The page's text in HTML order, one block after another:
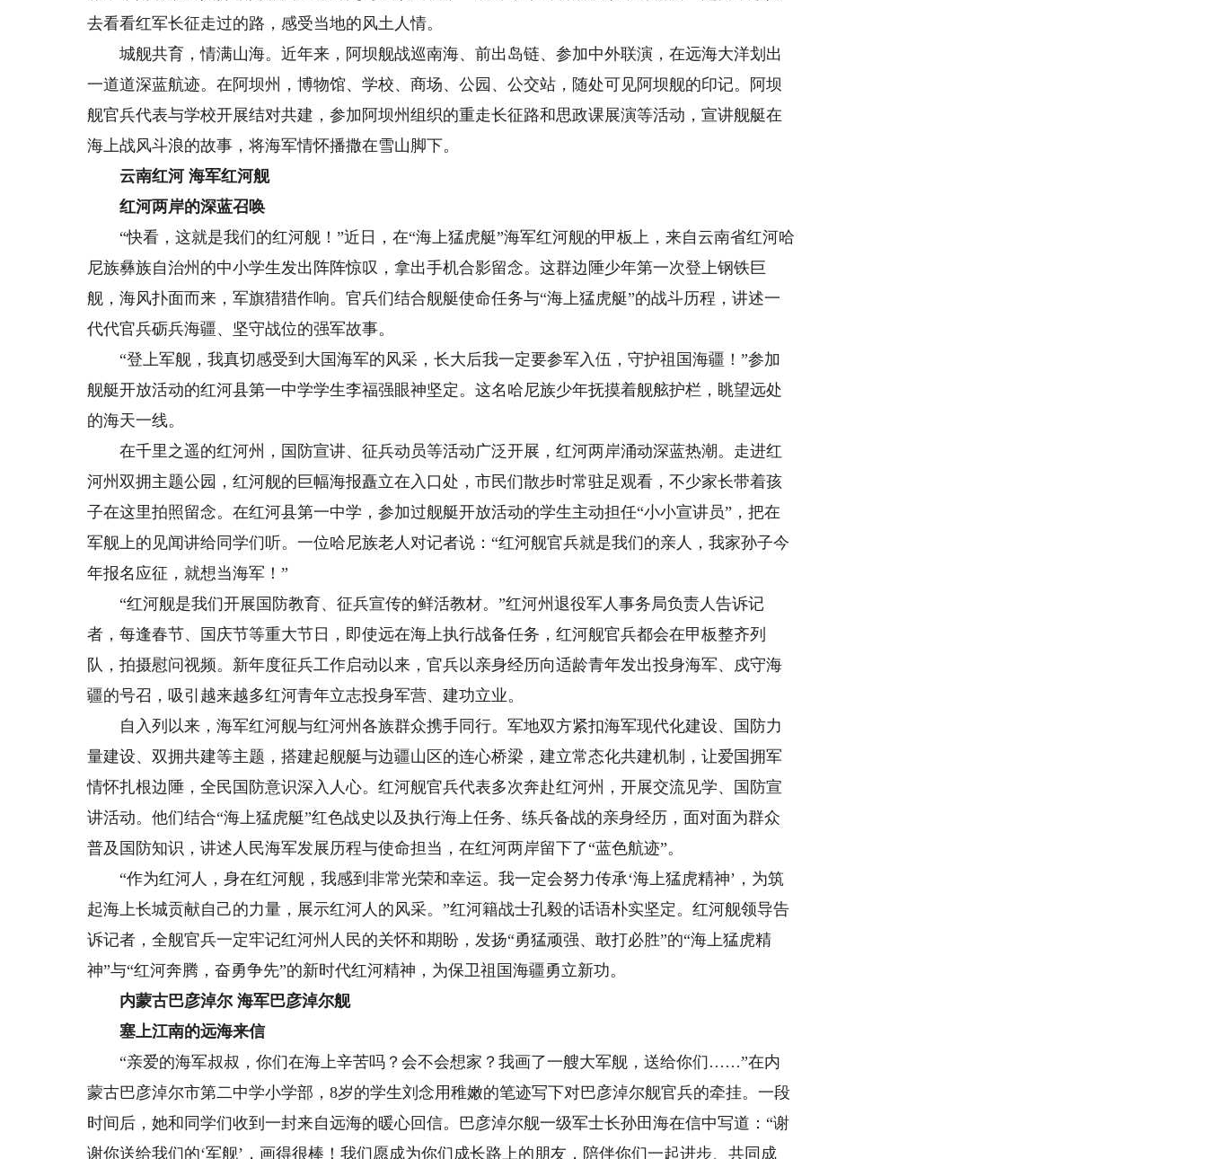
去看看红军长征走过的路，感受当地的风土人情。
城舰共育，情满山海。近年来，阿坝舰战巡南海、前出岛链、参加中外联演，在远海大洋划出
一道道深蓝航迹。在阿坝州，博物馆、学校、商场、公园、公交站，随处可见阿坝舰的印记。阿坝
舰官兵代表与学校开展结对共建，参加阿坝州组织的重走长征路和思政课展演等活动，宣讲舰艇在
海上战风斗浪的故事，将海军情怀播撒在雪山脚下。
云南红河 海军红河舰
红河两岸的深蓝召唤
“快看，这就是我们的红河舰！”近日，在“海上猛虎艇”海军红河舰的甲板上，来自云南省红河哈
尼族彝族自治州的中小学生发出阵阵惊叹，拿出手机合影留念。这群边陲少年第一次登上钢铁巨
舰，海风扑面而来，军旗猎猎作响。官兵们结合舰艇使命任务与“海上猛虎艇”的战斗历程，讲述一
代代官兵砺兵海疆、坚守战位的强军故事。
“登上军舰，我真切感受到大国海军的风采，长大后我一定要参军入伍，守护祖国海疆！”参加
舰艇开放活动的红河县第一中学学生李福强眼神坚定。这名哈尼族少年抚摸着舰舷护栏，眺望远处
的海天一线。
在千里之遥的红河州，国防宣讲、征兵动员等活动广泛开展，红河两岸涌动深蓝热潮。走进红
河州双拥主题公园，红河舰的巨幅海报矗立在入口处，市民们散步时常驻足观看，不少家长带着孩
子在这里拍照留念。在红河县第一中学，参加过舰艇开放活动的学生主动担任“小小宣讲员”，把在
军舰上的见闻讲给同学们听。一位哈尼族老人对记者说：“红河舰官兵就是我们的亲人，我家孙子今
年报名应征，就想当海军！”
“红河舰是我们开展国防教育、征兵宣传的鲜活教材。”红河州退役军人事务局负责人告诉记
者，每逢春节、国庆节等重大节日，即使远在海上执行战备任务，红河舰官兵都会在甲板整齐列
队，拍摄慰问视频。新年度征兵工作启动以来，官兵以亲身经历向适龄青年发出投身海军、戍守海
疆的号召，吸引越来越多红河青年立志投身军营、建功立业。
自入列以来，海军红河舰与红河州各族群众携手同行。军地双方紧扣海军现代化建设、国防力
量建设、双拥共建等主题，搭建起舰艇与边疆山区的连心桥梁，建立常态化共建机制，让爱国拥军
情怀扎根边陲，全民国防意识深入人心。红河舰官兵代表多次奔赴红河州，开展交流见学、国防宣
讲活动。他们结合“海上猛虎艇”红色战史以及执行海上任务、练兵备战的亲身经历，面对面为群众
普及国防知识，讲述人民海军发展历程与使命担当，在红河两岸留下了“蓝色航迹”。
“作为红河人，身在红河舰，我感到非常光荣和幸运。我一定会努力传承‘海上猛虎精神’，为筑
起海上长城贡献自己的力量，展示红河人的风采。”红河籍战士孔毅的话语朴实坚定。红河舰领导告
诉记者，全舰官兵一定牢记红河州人民的关怀和期盼，发扬“勇猛顽强、敢打必胜”的“海上猛虎精
神”与“红河奔腾，奋勇争先”的新时代红河精神，为保卫祖国海疆勇立新功。
内蒙古巴彦淖尔 海军巴彦淖尔舰
塞上江南的远海来信
“亲爱的海军叔叔，你们在海上辛苦吗？会不会想家？我画了一艘大军舰，送给你们……”在内
蒙古巴彦淖尔市第二中学小学部，8岁的学生刘念用稚嫩的笔迹写下对巴彦淖尔舰官兵的牵挂。一段
时间后，她和同学们收到一封来自远海的暖心回信。巴彦淖尔舰一级军士长孙田海在信中写道：“谢
谢你送给我们的‘军舰’，画得很棒！我们愿成为你们成长路上的朋友，陪伴你们一起进步、共同成